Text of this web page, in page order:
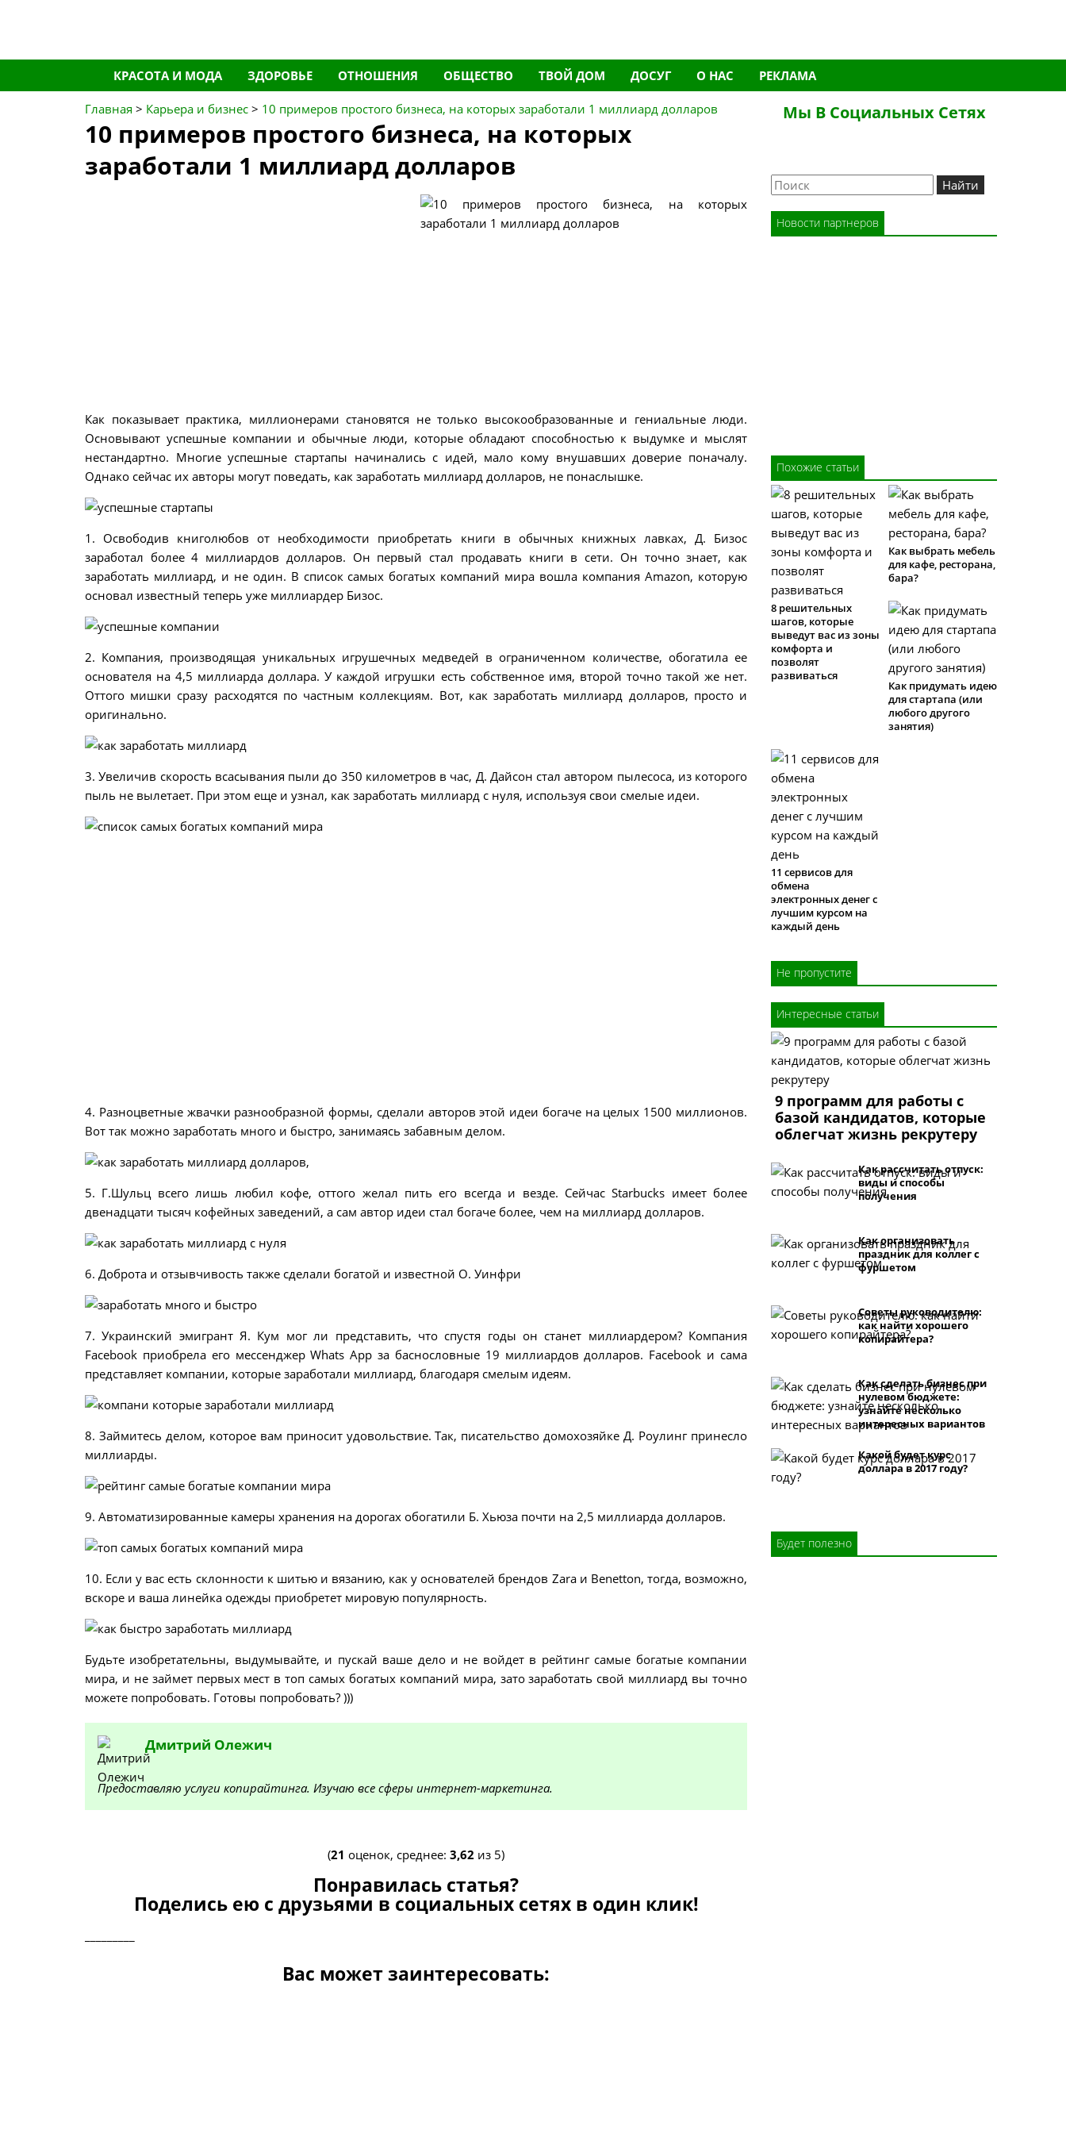
Перейти
к
содержимому
КРАСОТА И МОДА ЗДОРОВЬЕ ОТНОШЕНИЯ ОБЩЕСТВО ТВОЙ ДОМ ДОСУГ О НАС РЕКЛАМА
Главная > Карьера и бизнес > 10 примеров простого бизнеса, на которых заработали 1 миллиард долларов
10 примеров простого бизнеса, на которых
заработали 1 миллиард долларов
Как показывает практика, миллионерами становятся не только высокообразованные и гениальные люди.
Основывают успешные компании и обычные люди, которые обладают способностью к выдумке и мыслят
нестандартно. Многие успешные стартапы начинались с идей, мало кому внушавших доверие поначалу.
Однако сейчас их авторы могут поведать, как заработать миллиард долларов, не понаслышке.
1. Освободив книголюбов от необходимости приобретать книги в обычных книжных лавках, Д. Бизос
заработал более 4 миллиардов долларов. Он первый стал продавать книги в сети. Он точно знает, как
заработать миллиард, и не один. В список самых богатых компаний мира вошла компания Amazon, которую
основал известный теперь уже миллиардер Бизос.
2. Компания, производящая уникальных игрушечных медведей в ограниченном количестве, обогатила ее
основателя на 4,5 миллиарда доллара. У каждой игрушки есть собственное имя, второй точно такой же нет.
Оттого мишки сразу расходятся по частным коллекциям. Вот, как заработать миллиард долларов, просто и
оригинально.
3. Увеличив скорость всасывания пыли до 350 километров в час, Д. Дайсон стал автором пылесоса, из которого
пыль не вылетает. При этом еще и узнал, как заработать миллиард с нуля, используя свои смелые идеи.
4. Разноцветные жвачки разнообразной формы, сделали авторов этой идеи богаче на целых 1500 миллионов.
Вот так можно заработать много и быстро, занимаясь забавным делом.
5. Г.Шульц всего лишь любил кофе, оттого желал пить его всегда и везде. Сейчас Starbucks имеет более
двенадцати тысяч кофейных заведений, а сам автор идеи стал богаче более, чем на миллиард долларов.
6. Доброта и отзывчивость также сделали богатой и известной О. Уинфри
7. Украинский эмигрант Я. Кум мог ли представить, что спустя годы он станет миллиардером? Компания
Facebook приобрела его мессенджер Whats App за баснословные 19 миллиардов долларов. Facebook и сама
представляет компании, которые заработали миллиард, благодаря смелым идеям.
8. Займитесь делом, которое вам приносит удовольствие. Так, писательство домохозяйке Д. Роулинг принесло
миллиарды.
9. Автоматизированные камеры хранения на дорогах обогатили Б. Хьюза почти на 2,5 миллиарда долларов.
10. Если у вас есть склонности к шитью и вязанию, как у основателей брендов Zara и Benetton, тогда, возможно,
вскоре и ваша линейка одежды приобретет мировую популярность.
Будьте изобретательны, выдумывайте, и пускай ваше дело и не войдет в рейтинг самые богатые компании
мира, и не займет первых мест в топ самых богатых компаний мира, зато заработать свой миллиард вы точно
можете попробовать. Готовы попробовать? )))
Дмитрий Олежич
Предоставляю услуги копирайтинга. Изучаю все сферы интернет-маркетинга.
(21 оценок, среднее: 3,62 из 5)
Понравилась статья?
Поделись ею с друзьями в социальных сетях в один клик!
Вас может заинтересовать:
Мы В Социальных Сетях
Новости партнеров
Похожие статьи
8 решительных
шагов, которые
выведут вас из зоны
комфорта и
позволят
развиваться
Как выбрать мебель
для кафе, ресторана,
бара?
Как придумать идею
для стартапа (или
любого другого
занятия)
11 сервисов для
обмена
электронных денег с
лучшим курсом на
каждый день
Не пропустите
Интересные статьи
9 программ для работы с
базой кандидатов, которые
Как рассчитать отпуск:
виды и способы
получения
Как организовать
праздник для коллег с
фуршетом
Советы руководителю:
как найти хорошего
копирайтера?
Как сделать бизнес при
нулевом бюджете:
узнайте несколько
интересных вариантов
Какой будет курс
доллара в 2017 году?
Будет полезно